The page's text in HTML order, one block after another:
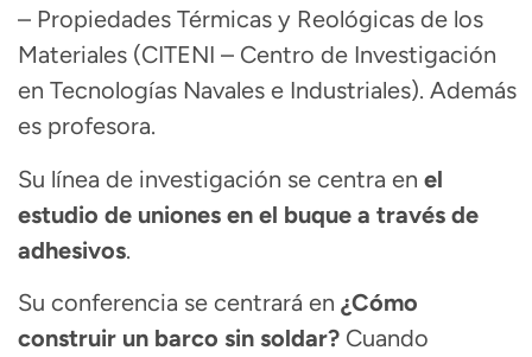
– Propiedades Térmicas y Reológicas de los
Materiales (CITENI – Centro de Investigación
en Tecnologías Navales e Industriales). Además
es profesora.
Su línea de investigación se centra en el
estudio de uniones en el buque a través de
adhesivos.
Su conferencia se centrará en ¿Cómo
construir un barco sin soldar? Cuando